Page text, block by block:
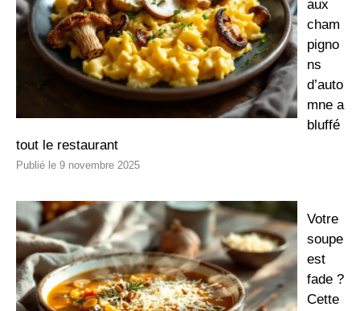
aux
cham
pigno
ns
d’auto
mne a
bluffé
tout le restaurant
9 novembre 2025
Votre
soupe
est
fade ?
Cette